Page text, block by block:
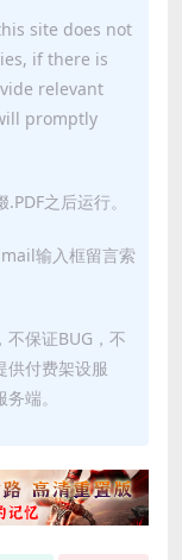
site does not
if there is
relevant
promptly
之后运行。
输入框留言索
不保证BUG，不
供付费架设服
端。